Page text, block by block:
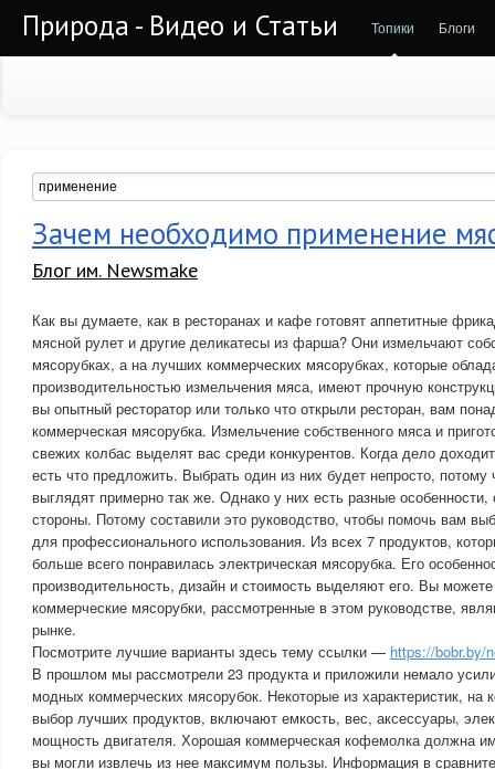
Природа - Видео и Статьи Топики Блоги
Зачем необходимо применение
Блог им. Newsmake
Как вы думаете, как в ресторанах и кафе готовят аппетитные
мясной рулет и другие деликатесы из фарша? Они измельчают
мясорубках, а на лучших коммерческих мясорубках, которые
производительностью измельчения мяса, имеют прочную
вы опытный ресторатор или только что открыли ресторан, вам
коммерческая мясорубка. Измельчение собственного мяса и
свежих колбас выделят вас среди конкурентов. Когда дело
есть что предложить. Выбрать один из них будет непросто, потому
выглядят примерно так же. Однако у них есть разные
стороны. Потому составили это руководство, чтобы помочь вам
для профессионального использования. Из всех 7 продуктов,
больше всего понравилась электрическая мясорубка. Его
производительность, дизайн и стоимость выделяют его. Вы
коммерческие мясорубки, рассмотренные в этом руководстве,
рынке.
Посмотрите лучшие варианты здесь тему ссылки — https://bobr.by/
В прошлом мы рассмотрели 23 продукта и приложили немало
модных коммерческих мясорубок. Некоторые из характеристик, на
выбор лучших продуктов, включают емкость, вес, аксессуары,
мощность двигателя. Хорошая коммерческая кофемолка должна
вы могли извлечь из нее максимум пользы. Информация в